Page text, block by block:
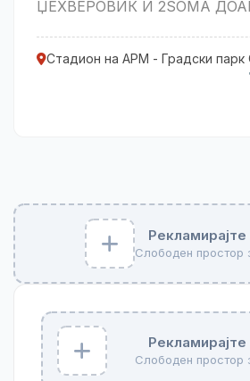
ЏЕХВЕРОВИЌ И 2SOMA
....Стадион на АРМ - Градски парк
Рекламирајте
Слободен простор
Рекламирајте
Слободен простор